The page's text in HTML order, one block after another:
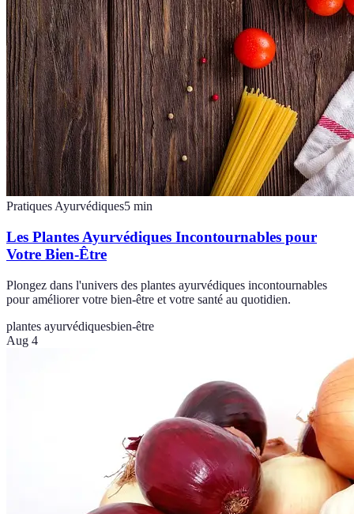
Pratiques Ayurvédiques5 min
Les Plantes Ayurvédiques Incontournables pour
Votre Bien-Être
Plongez dans l'univers des plantes ayurvédiques incontournables
pour améliorer votre bien-être et votre santé au quotidien.
plantes ayurvédiquesbien-être
Aug 4